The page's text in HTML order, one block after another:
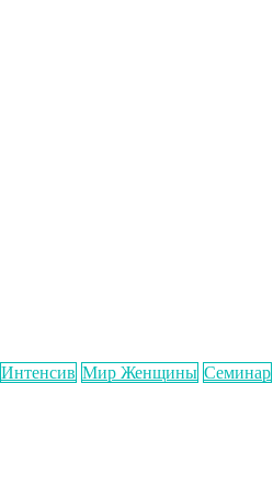
Интенсив Мир Женщины Семинар